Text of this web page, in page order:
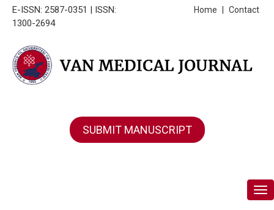
E-ISSN: 2587-0351 | ISSN:
1300-2694
Contact
Home
SUBMIT MANUSCRIPT